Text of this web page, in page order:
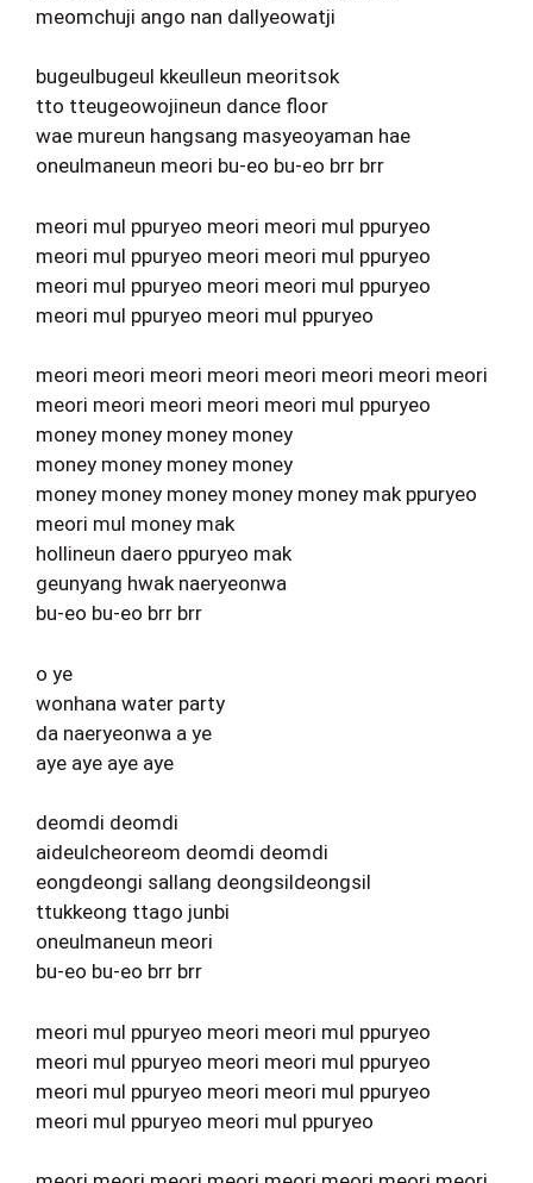
meomchuji ango nan dallyeowatji
bugeulbugeul kkeulleun meoritsok
tto tteugeowojineun dance floor
wae mureun hangsang masyeoyaman hae
oneulmaneun meori bu-eo bu-eo brr brr
meori mul ppuryeo meori meori mul ppuryeo
meori mul ppuryeo meori meori mul ppuryeo
meori mul ppuryeo meori meori mul ppuryeo
meori mul ppuryeo meori mul ppuryeo
meori meori meori meori meori meori meori meori
meori meori meori meori meori mul ppuryeo
money money money money
money money money money
money money money money money mak ppuryeo
meori mul money mak
hollineun daero ppuryeo mak
geunyang hwak naeryeonwa
bu-eo bu-eo brr brr
o ye
wonhana water party
da naeryeonwa a ye
aye aye aye aye
deomdi deomdi
aideulcheoreom deomdi deomdi
eongdeongi sallang deongsildeongsil
ttukkeong ttago junbi
oneulmaneun meori
bu-eo bu-eo brr brr
meori mul ppuryeo meori meori mul ppuryeo
meori mul ppuryeo meori meori mul ppuryeo
meori mul ppuryeo meori meori mul ppuryeo
meori mul ppuryeo meori mul ppuryeo